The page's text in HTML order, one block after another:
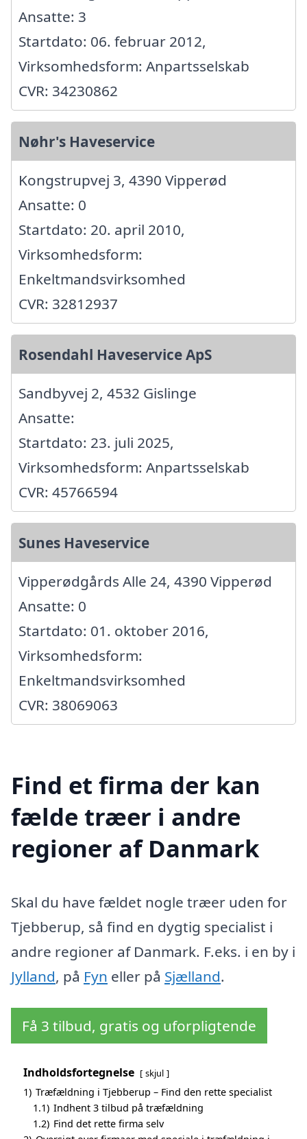
Ansatte: 3
Startdato: 06. februar 2012,
Virksomhedsform: Anpartsselskab
CVR: 34230862
Nøhr's Haveservice
Kongstrupvej 3, 4390 Vipperød
Ansatte: 0
Startdato: 20. april 2010,
Virksomhedsform:
Enkeltmandsvirksomhed
CVR: 32812937
Rosendahl Haveservice ApS
Sandbyvej 2, 4532 Gislinge
Ansatte:
Startdato: 23. juli 2025,
Virksomhedsform: Anpartsselskab
CVR: 45766594
Sunes Haveservice
Vipperødgårds Alle 24, 4390 Vipperød
Ansatte: 0
Startdato: 01. oktober 2016,
Virksomhedsform:
Enkeltmandsvirksomhed
CVR: 38069063
Find et firma der kan
fælde træer i andre
regioner af Danmark
Skal du have fældet nogle træer uden for
Tjebberup, så find en dygtig specialist i
andre regioner af Danmark. F.eks. i en by i
Jylland, på Fyn eller på Sjælland.
Få 3 tilbud, gratis og uforpligtende
Indholdsfortegnelse skjul
1) Træfældning i Tjebberup – Find den rette specialist
1.1) Indhent 3 tilbud på træfældning
1.2) Find det rette firma selv